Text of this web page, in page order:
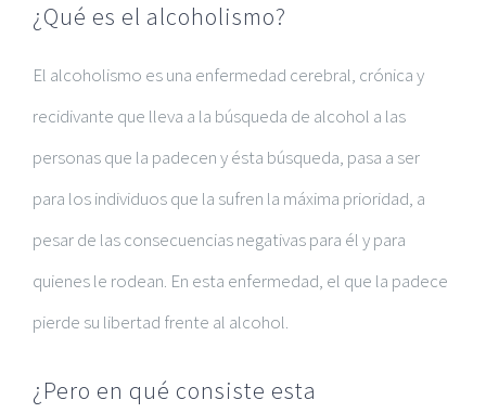
¿Qué es el alcoholismo?
El alcoholismo es una enfermedad cerebral, crónica y
recidivante que lleva a la búsqueda de alcohol a las
personas que la padeceny ésta búsqueda, pasa a ser
para los individuos que la sufren la máxima prioridad, a
pesar de las consecuencias negativas para él y para
quienes le rodean. En esta enfermedad, el que la padece
pierde su libertad frente al alcohol.
¿Pero en qué consiste esta